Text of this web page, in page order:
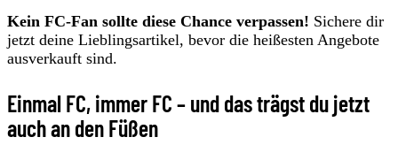
Kein FC-Fan sollte diese Chance verpassen! Sichere dir
jetzt deine Lieblingsartikel, bevor die heißesten Angebote
ausverkauft sind.
Einmal FC, immer FC – und das trägst du jetzt
auch an den Füßen